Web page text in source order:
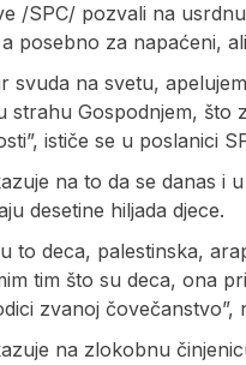
/SPC/ pozvali na
posebno za napaćeni,
svuda na svetu,
strahu Gospodnjem,
ističe se u poslanici
na to da se danas i
desetine hiljada djece.
to deca, palestinska,
tim što su deca, ona
zvanoj čovečanstvo”,
na zlokobnu